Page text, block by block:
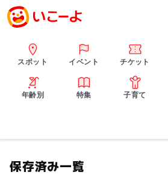
スポット イベント チケット
年齢別 特集 子育て
保存済み一覧